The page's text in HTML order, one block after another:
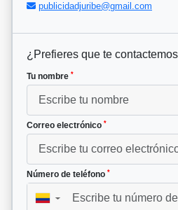
publicidadjuribe@gmail.com
¿Prefieres que te
Tu nombre *
Correo electrónico *
Número de teléfono *
▼